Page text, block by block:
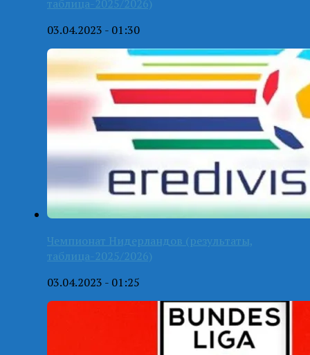
таблица-2025/2026)
03.04.2023 - 01:30
Чемпионат Нидерландов (результаты,
таблица-2025/2026)
03.04.2023 - 01:25